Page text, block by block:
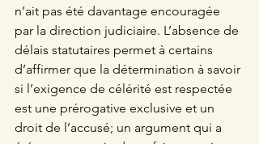
n’ait pas été davantage encouragée
par la direction judiciaire. L’absence de
délais statutaires permet à certains
d’affirmer que la détermination à savoir
si l’exigence de célérité est respectée
est une prérogative exclusive et un
droit de l’accusé; un argument qui a